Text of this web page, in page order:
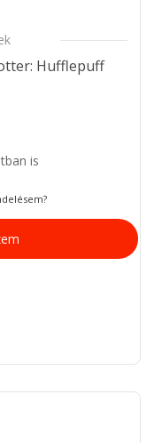
Hufflepuff
is